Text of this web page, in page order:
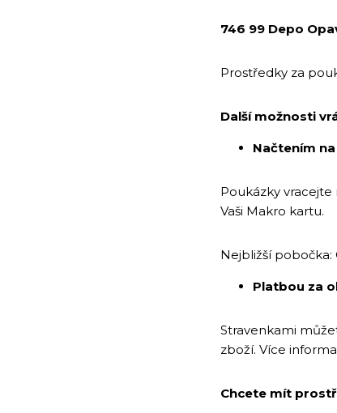
746 99 Depo
Prostředky za
Další možnosti
Načtením
Poukázky
Vaši Makro kartu.
Nejbližší pobočka:
Platbou za
Stravenkami
zboží. Více
Chcete mít